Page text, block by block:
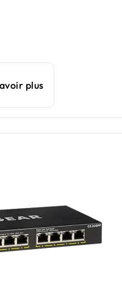
Ethernet non géré
plus